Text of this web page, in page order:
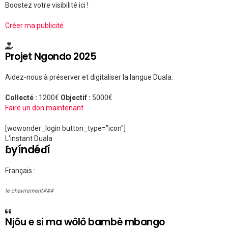
Boostez votre visibilité ici !
Créer ma publicité
Projet Ngondo 2025
Aidez-nous à préserver et digitaliser la langue Duala.
Collecté : 1200€ Objectif : 5000€
Faire un don maintenant
[wowonder_login button_type="icon"]
L'instant Duala
ɓyíndéɗí
Français :
le chavirement###
Njôu e si ma wôlô bambè mbango